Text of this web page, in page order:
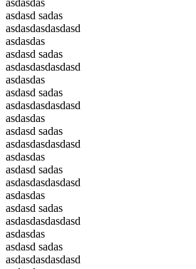
asdasdas
asdasd sadas
asdasdasdasdasd
asdasdas
asdasd sadas
asdasdasdasdasd
asdasdas
asdasd sadas
asdasdasdasdasd
asdasdas
asdasd sadas
asdasdasdasdasd
asdasdas
asdasd sadas
asdasdasdasdasd
asdasdas
asdasd sadas
asdasdasdasdasd
asdasdas
asdasd sadas
asdasdasdasdasd